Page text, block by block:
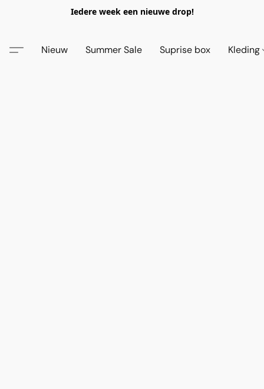
Iedere week een nieuwe drop!
Nieuw Summer Sale Suprise box Kleding